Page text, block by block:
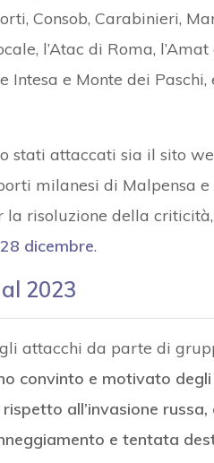
Consob, Carabinieri,
l’Atac di Roma, l’Amat
Intesa e Monte dei
stati attaccati sia il sito
milanesi di Malpensa e
la risoluzione della
dicembre.
2023
attacchi da parte di
convinto e motivato
all’invasione russa,
e tentata